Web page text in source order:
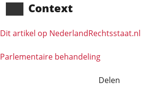
Context
Dit artikel op NederlandRechts­staat.nl
Parlementaire behandeling
Delen